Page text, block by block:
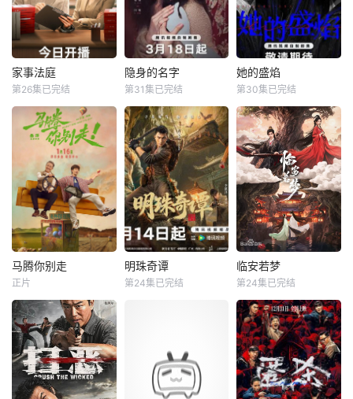
凶，她以婢女之身
周旋于一众嫔妃之
间，更联合太医弟
弟顾玹智斗后宫各
方势力，于九重宫
阙步步为营，与帝
交锋中悄然重续
【嘿叭电影
竞逐魔力歌的极致
演绎，在欢乐解
压、魔力开唱的氛
围里，共同诞生年
度魔力歌先生，一
段充满未知与惊喜
启【嘿叭电影-高清
视频
家事法庭
黄璐
青年法官沈谢秩携
手律师秦睿，与舒
静、胡艾溪、陈向
辉等法律同侪深入
基层工作，为人民
群众解决亲子矛
盾、婚姻困境等纷
繁的社会、家庭问
题；在一桩桩案件
中，秉持法律无情
行初心使命、坚守
法治信仰的
家事法庭
第26集已完结
隐身的名字
刘雅瑟
本剧改编自豆瓣阅
读连载小说《隐身
的名字》，作者易
难【嘿叭电影-高清
视频免费在线观
看】
隐身的名字
第31集已完结
她的盛焰
袁姗姗
三年前，数学天才
饶雨瓷被闺蜜兼创
业合伙人白靓靓设
计构陷，因‘药物成
瘾’袭击母亲，被家
人强制送进了心康
治疗中心接受治
疗，而白靓靓靠卖
掉两人创办的公
司，成为历森集团
情、爱情、事业悉
数从她的
她的盛焰
第30集已完结
马腾你别走
宋茜
没钱没爱还没心没
肺的马腾（林更新
饰）人近中年一事
无成，是旁人眼里
公认的“废柴”！钢
马腾你别走
正片
明珠奇谭
文物专家陈友熙的
冒险序幕，四人冒
险队在寻找灵霄珠
的路上数次与盗墓
明珠奇谭
第24集已完结
临安若梦
白川
出品公司：中视天
鸿 开机时间：
7月末
临安若梦
第24集已完结